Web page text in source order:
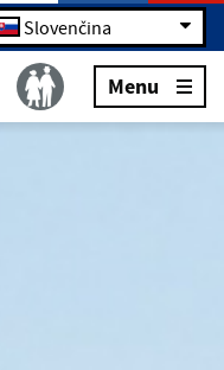
Slovenčina
Menu